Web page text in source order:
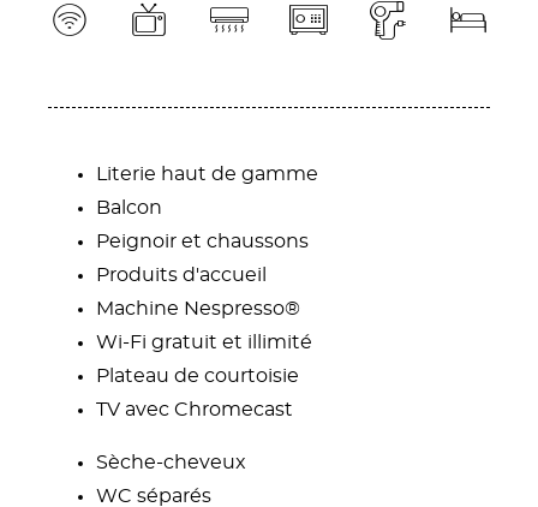
Literie haut de gamme
Balcon
Peignoir et chaussons
Produits d'accueil
Machine Nespresso®
Wi-Fi gratuit et illimité
Plateau de courtoisie
TV avec Chromecast
Sèche-cheveux
WC séparés